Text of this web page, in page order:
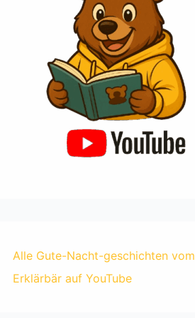
Alle Gute-Nacht-geschichten vom
Erklärbär auf YouTube